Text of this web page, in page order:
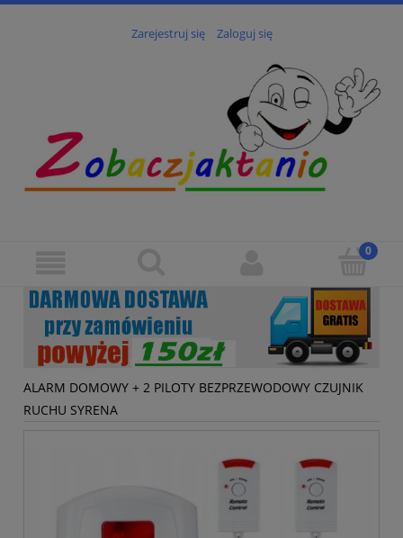
Zarejestruj się Zaloguj się
ALARM DOMOWY + 2 PILOTY BEZPRZEWODOWY CZUJNIK
RUCHU SYRENA